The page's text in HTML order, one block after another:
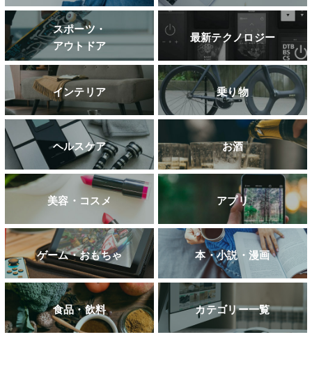
スポーツ・
アウトドア
最新テクノロジー
インテリア 乗り物
ヘルスケア お酒
美容・コスメ アプリ
ゲーム・おもちゃ 本・小説・漫画
食品・飲料 カテゴリー一覧